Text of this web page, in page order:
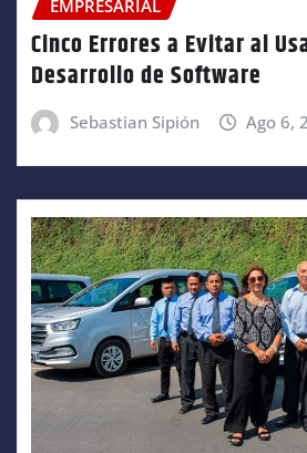
EMPRESARIAL
Cinco Errores a Evitar al
Desarrollo de Software
Sebastian Sipión Ago 6,